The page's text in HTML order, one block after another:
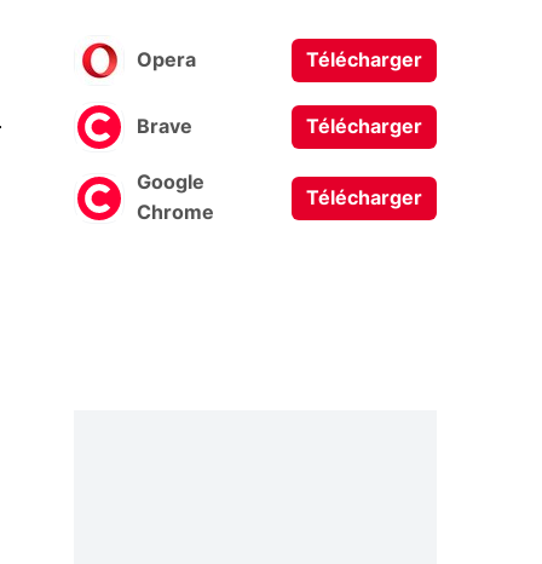
Opera Télécharger
Brave Télécharger
Google
Chrome
Télécharger